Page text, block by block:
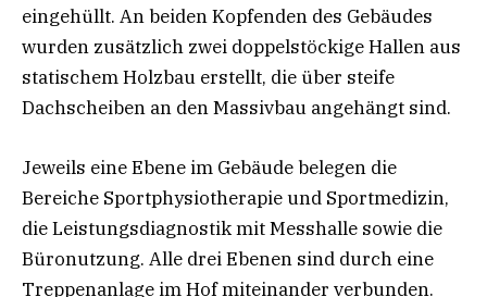
eingehüllt. An beiden Kopfenden des Gebäudes
wurden zusätzlich zwei doppelstöckige Hallen aus
statischem Holzbau erstellt, die über steife
Dachscheiben an den Massivbau angehängt sind.
Jeweils eine Ebene im Gebäude belegen die
Bereiche Sportphysiotherapie und Sportmedizin,
die Leistungsdiagnostik mit Messhalle sowie die
Büronutzung. Alle drei Ebenen sind durch eine
Treppenanlage im Hof miteinander verbunden.